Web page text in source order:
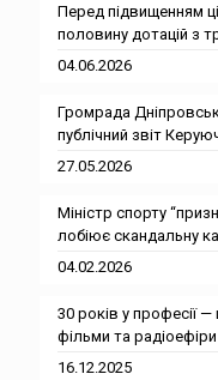
Перед підвищенням
половину дотацій з
04.06.2026
Громрада
публічний звіт
27.05.2026
Міністр спорту
лобіює скандальну
04.02.2026
30 років у професії —
фільми та радіоефіри
16.12.2025